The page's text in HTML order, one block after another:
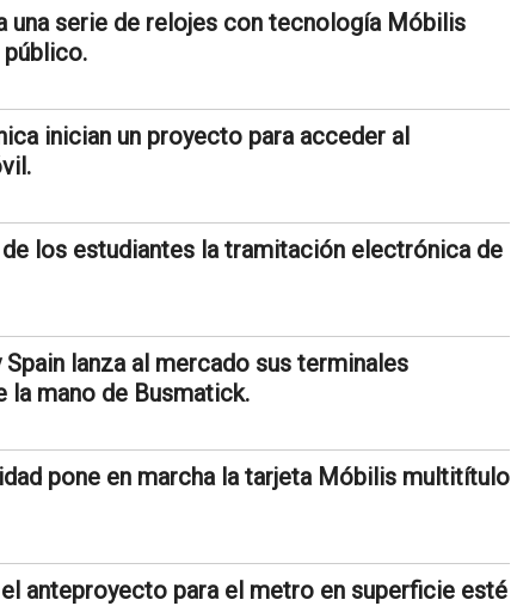
una serie de relojes con tecnología Móbilis
inician un proyecto para acceder al
los estudiantes la tramitación electrónica de
lanza al mercado sus terminales
la mano de Busmatick.
pone en marcha la tarjeta Móbilis multitítulo
anteproyecto para el metro en superficie esté